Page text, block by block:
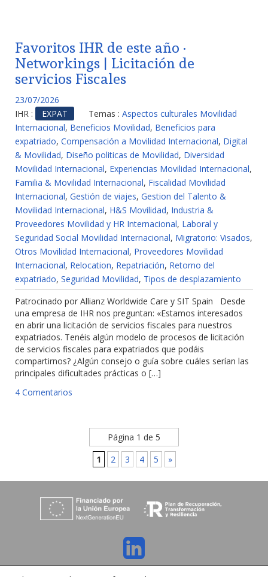
Favoritos IHR de este año ·
Networkings | Licitación de
servicios Fiscales
23/07/2026
IHR :
EXPAT Temas : Aspectos culturales Movilidad
Internacional, Beneficios Movilidad, Beneficios para
expatriado, Compensación a Movilidad Internacional, Digital
& Movilidad, Diseño politicas de Movilidad, Diversidad
Movilidad Internacional, Experiencias Movilidad Internacional,
Familia & Movilidad Internacional, Fiscalidad Movilidad
Internacional, Gestión de viajes, Gestion del Talento &
Movilidad Internacional, H&S Movilidad, Industria &
Proveedores Movilidad y HR Internacional, Laboral y
Seguridad Social Movilidad Internacional, Migratorio: Visados,
Otros Movilidad Internacional, Proveedores Movilidad
Internacional, Relocation, Repatriación, Retorno del
expatriado, Seguridad Movilidad, Tipos de desplazamiento
Patrocinado por Allianz Worldwide Care y SIT Spain Desde
una empresa de IHR nos preguntan: «Estamos interesados
en abrir una licitación de servicios fiscales para nuestros
expatriados. Tenéis algún modelo de procesos de licitación
de servicios fiscales para expatriados que podáis
compartirnos? ¿Algún consejo o guía sobre cuáles serían las
principales dificultades prácticas o […]
4 Comentarios
Página 1 de 5
1
2 3 4 5 »
C/ Orense 6, 36970 Sanxenxo, Pontevedra